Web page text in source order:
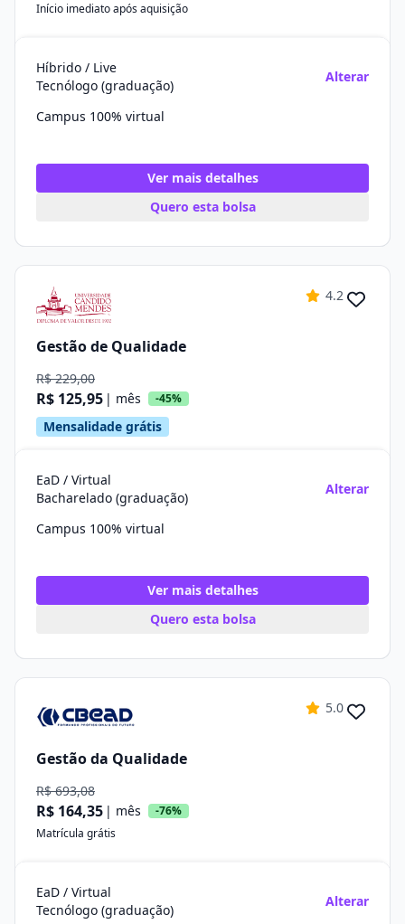
Início imediato após aquisição
Híbrido / Live
Tecnólogo (graduação)
Alterar
Campus 100% virtual
Ver mais detalhes
Quero esta bolsa
4.2
Gestão de Qualidade
R$ 229,00
R$ 125,95 | mês -45%
Mensalidade grátis
EaD / Virtual
Bacharelado (graduação)
Alterar
Campus 100% virtual
Ver mais detalhes
Quero esta bolsa
5.0
Gestão da Qualidade
R$ 693,08
R$ 164,35 | mês
-76%
Matrícula grátis
EaD / Virtual
Tecnólogo (graduação)
Alterar